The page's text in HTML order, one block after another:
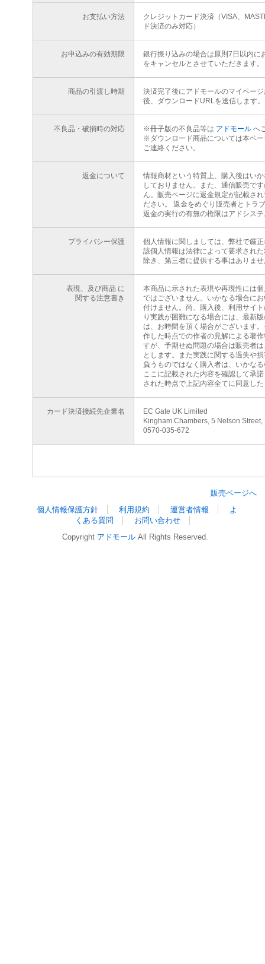
お支払い方法
クレジットカード決済（VISA、
ド決済のみ対応）
お申込みの有効期限
銀行振り込みの場合は原則7日以内に
をキャンセルとさせていただきます。
商品の引渡し時期
決済完了後にアドモールのマイペー
後、ダウンロードURLを送信します。
不良品・破損時の対応 ※冊子版の不良品等は アドモールへ
※ダウンロード商品については本ペ
ご連絡ください。
返金について
情報商材という特質上、購入後はい
しておりません。また、通信販売で
ん。販売ページに返金規定が記載さ
ださい。 返金をめぐり販売者とトラ
返金の実行の有無の権限はアドシス
プライバシー保護
個人情報に関しましては、弊社で厳
該個人情報は法律によって要求され
除き、第三者に提供する事はありま
表現、及び商品 に
関する注意書き
本商品に示された表現や再現性には
ではございません。いかなる場合に
付けません。尚、購入後、利用サイ
り実践が困難になる場合には、最新
は、お時間を頂く場合がございます
作した時点での作者の見解による著
すが、予期せぬ問題の場合は販売者
とします。また実践に関する過失や
負うものではなく購入者は、いかな
ここに記載された内容を確認して承
された時点で上記内容全てに同意し
カード決済接続先企業名
EC Gate UK Limited
Kingham Chambers, 5 Nelson
0570-035-672
販売ページへ
個人情報保護方針
利用規約 運営者情報
よ
くある質問
お問い合わせ
Copyright アドモール All Rights Reserved.